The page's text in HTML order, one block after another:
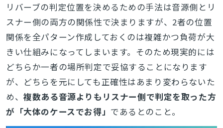
リバーブの判定位置を決めるための手法は音源側とリ
スナー側の両方の関係性で決まりますが、2者の位置
関係を全パターン作成しておくのは複雑かつ負荷が大
きい仕組みになってしまいます。そのため現実的には
どちらか一者の場所判定で妥協することになります
が、どちらを元にしても正確性はあまり変わらないた
め、複数ある音源よりもリスナー側で判定を取った方
が「大体のケースでお得」 であるとのこと。